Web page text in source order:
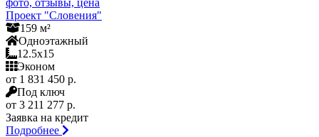
Проект "Словения"
159 м²
Одноэтажный
12.5x15
Эконом
от 1 831 450 р.
Под ключ
от 3 211 277 р.
Заявка на кредит
Подробнее